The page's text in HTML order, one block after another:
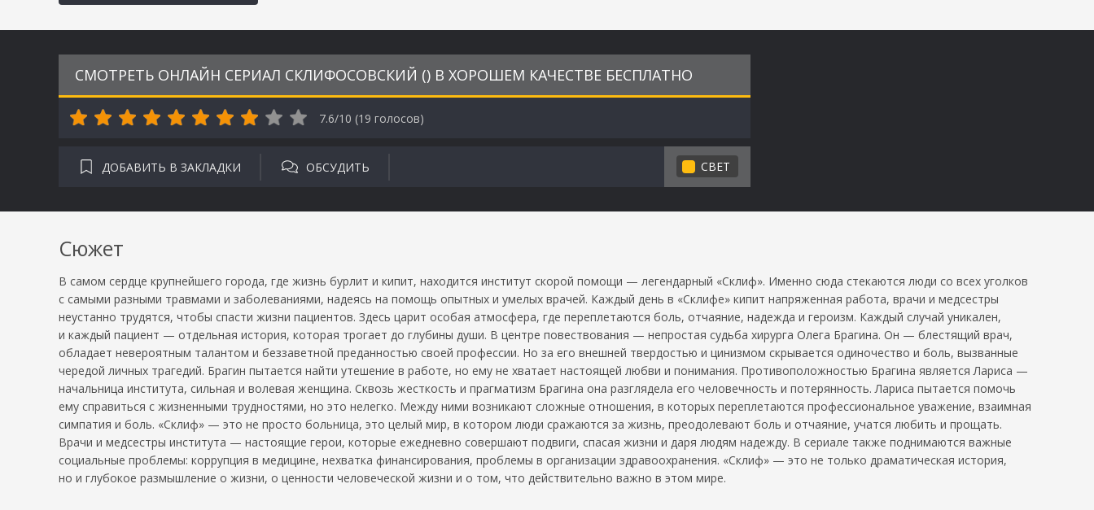
СМОТРЕТЬ ОНЛАЙН СЕРИАЛ СКЛИФОСОВСКИЙ () В ХОРОШЕМ КАЧЕСТВЕ БЕСПЛАТНО
7.6/10 (19 голосов)
ДОБАВИТЬ В ЗАКЛАДКИ ОБСУДИТЬ СВЕТ
Сюжет
В самом сердце крупнейшего города, где жизнь бурлит и кипит, находится институт скорой помощи — легендарный «Склиф». Именно сюда стекаются люди со всех уголков
с самыми разными травмами и заболеваниями, надеясь на помощь опытных и умелых врачей. Каждый день в «Склифе» кипит напряженная работа, врачи и медсестры
неустанно трудятся, чтобы спасти жизни пациентов. Здесь царит особая атмосфера, где переплетаются боль, отчаяние, надежда и героизм. Каждый случай уникален,
и каждый пациент — отдельная история, которая трогает до глубины души. В центре повествования — непростая судьба хирурга Олега Брагина. Он — блестящий врач,
обладает невероятным талантом и беззаветной преданностью своей профессии. Но за его внешней твердостью и цинизмом скрывается одиночество и боль, вызванные
чередой личных трагедий. Брагин пытается найти утешение в работе, но ему не хватает настоящей любви и понимания. Противоположностью Брагина является Лариса —
начальница института, сильная и волевая женщина. Сквозь жесткость и прагматизм Брагина она разглядела его человечность и потерянность. Лариса пытается помочь
ему справиться с жизненными трудностями, но это нелегко. Между ними возникают сложные отношения, в которых переплетаются профессиональное уважение, взаимная
симпатия и боль. «Склиф» — это не просто больница, это целый мир, в котором люди сражаются за жизнь, преодолевают боль и отчаяние, учатся любить и прощать.
Врачи и медсестры института — настоящие герои, которые ежедневно совершают подвиги, спасая жизни и даря людям надежду. В сериале также поднимаются важные
социальные проблемы: коррупция в медицине, нехватка финансирования, проблемы в организации здравоохранения. «Склиф» — это не только драматическая история,
но и глубокое размышление о жизни, о ценности человеческой жизни и о том, что действительно важно в этом мире.